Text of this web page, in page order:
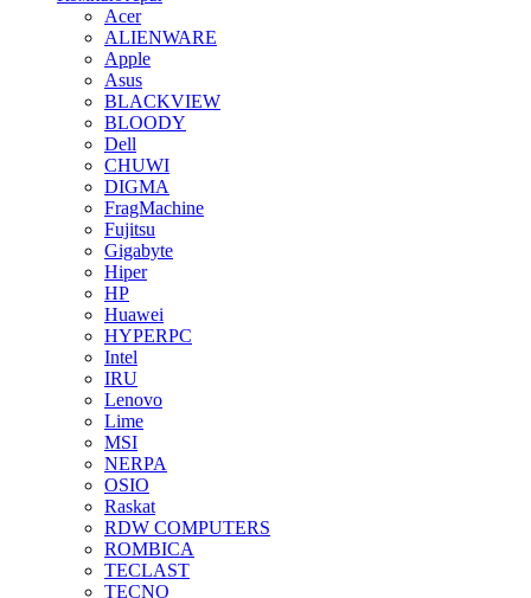
Acer
ALIENWARE
Apple
Asus
BLACKVIEW
BLOODY
Dell
CHUWI
DIGMA
FragMachine
Fujitsu
Gigabyte
Hiper
HP
Huawei
HYPERPC
Intel
IRU
Lenovo
Lime
MSI
NERPA
OSIO
Raskat
RDW COMPUTERS
ROMBICA
TECLAST
TECNO